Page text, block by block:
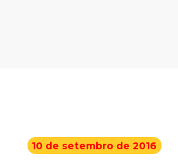
10 de setembro de 2016